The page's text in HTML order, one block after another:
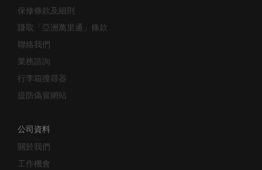
保修條款及細則
賺取「亞洲萬里通」條款
聯絡我們
業務諮詢
行李箱搜尋器
提防偽冒網站
公司資料
關於我們
工作機會